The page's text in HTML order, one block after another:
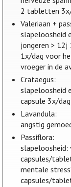
2 tabletten
Valeriaan +
slapeloosheid
jongeren >
1x/dag voor
vroeger in de
Crataegus:
slapeloosheid
capsule 3x/
Lavandula:
angstig
Passiflora:
capsules/
mentale
capsules/